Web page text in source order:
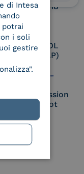
EN ISO 27018
PEPPOL
Point (AP)
Commission
Scale Pilot
di Intesa
potrai
i soli
gestire